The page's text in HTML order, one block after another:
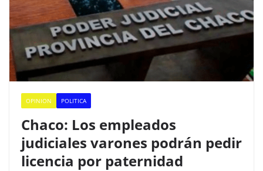
OPINION POLITICA
Chaco: Los empleados
judiciales varones podrán pedir
licencia por paternidad